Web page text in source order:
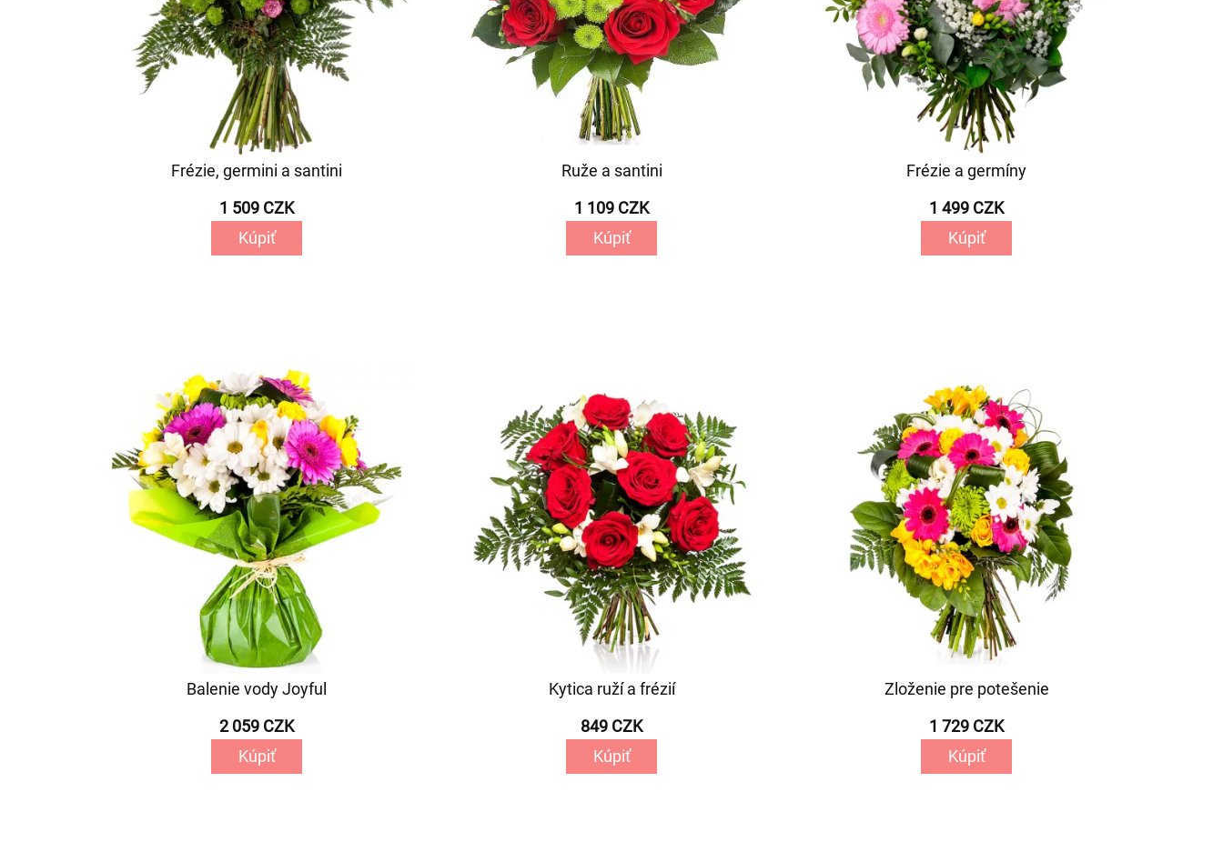
Frézie, germini a santini
1 509 CZK
Kúpiť
Ruže a santini
1 109 CZK
Kúpiť
Frézie a germíny
1 499 CZK
Kúpiť
Balenie vody Joyful
2 059 CZK
Kúpiť
Kytica ruží a frézií
849 CZK
Kúpiť
Zloženie pre potešenie
1 729 CZK
Kúpiť